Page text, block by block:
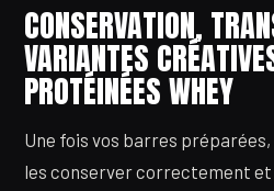
CONSERVATION,
VARIANTES
PROTÉINÉES WHEY
Une fois vos barres
les conserver correctement